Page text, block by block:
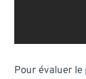
Pour évaluer le